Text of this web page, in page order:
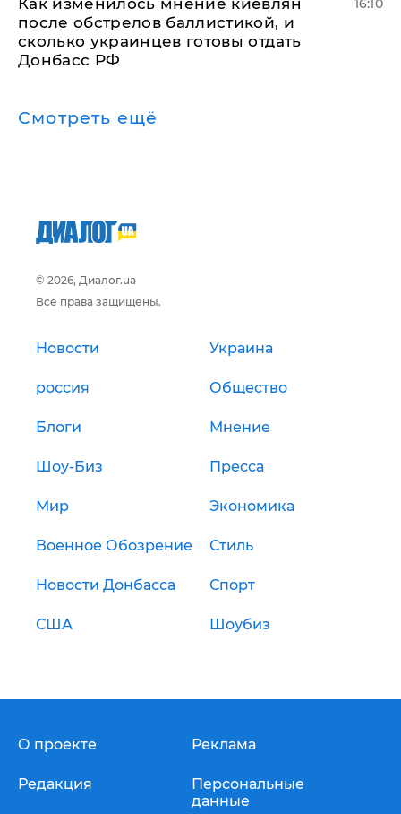
после обстрелов баллистикой, и
сколько украинцев готовы отдать
Донбасс РФ
16:10
Смотреть ещё
© 2026, Диалог.ua
Все права защищены.
Новости Украина
россия Общество
Блоги Мнение
Шоу-Биз Пресса
Мир Экономика
Военное Обозрение Стиль
Новости Донбасса Спорт
США Шоубиз
О проекте
Редакция
Реклама
Персональные
данные